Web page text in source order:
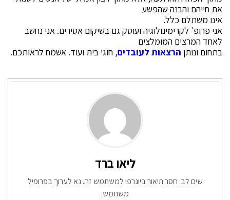
את חייהם והבנה שהפשע
אינו משתלם כלל.
אני פרופ' לקרימינולוגיה ועוסק גם בשיקום אסירים. אני נחשב
לאחד המרצים המומלצים
בתחום ונותן הרצאות לעובדים, חוגי בית ועוד. אשמח לראותכם.
ליאו ברד
שים לב: חסר תיאור ביוגרפי למשתמש זה. נא לערוך בפרופיל
משתמש.